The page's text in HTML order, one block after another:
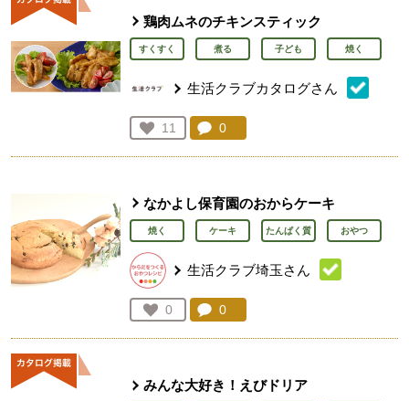
鶏肉ムネのチキンスティック
すくすく 煮る 子ども 焼く
生活クラブカタログさん
お気に入り登録：
11
人が登録
コメント：
0
なかよし保育園のおからケーキ
焼く ケーキ たんぱく質 おやつ
生活クラブ埼玉さん
お気に入り登録：
0
人が登録
コメント：
0
みんな大好き！えびドリア